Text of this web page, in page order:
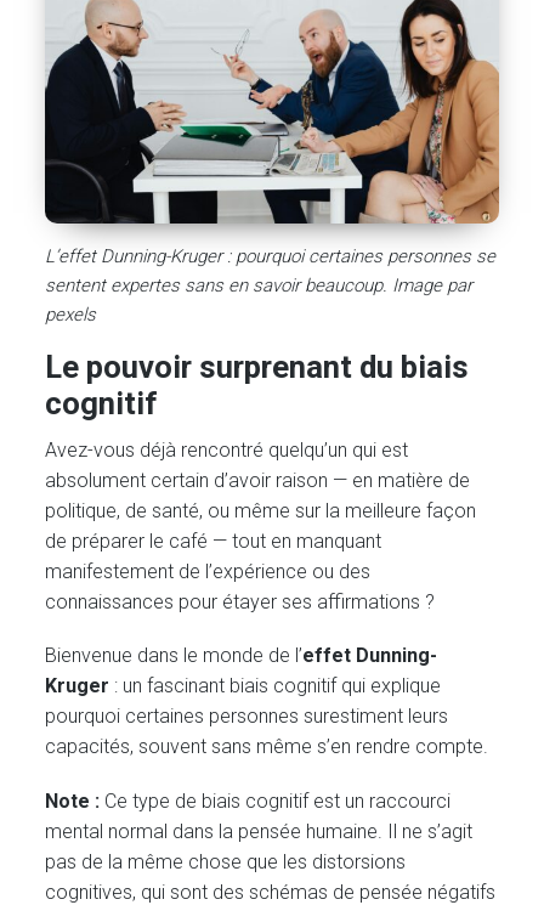
L’effet Dunning-Kruger : pourquoi certaines personnes se
sentent expertes sans en savoir beaucoup. Image par
pexels
Le pouvoir surprenant du biais
cognitif
Avez-vous déjà rencontré quelqu’un qui est
absolument certain d’avoir raison — en matière de
politique, de santé, ou même sur la meilleure façon
de préparer le café — tout en manquant
manifestement de l’expérience ou des
connaissances pour étayer ses affirmations ?
Bienvenue dans le monde de l’effet Dunning-
Kruger : un fascinant biais cognitif qui explique
pourquoi certaines personnes surestiment leurs
capacités, souvent sans même s’en rendre compte.
Note : Ce type de biais cognitif est un raccourci
mental normal dans la pensée humaine. Il ne s’agit
pas de la même chose que les distorsions
cognitives, qui sont des schémas de pensée négatifs